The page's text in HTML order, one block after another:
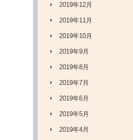
2019年12月
2019年11月
2019年10月
2019年9月
2019年8月
2019年7月
2019年6月
2019年5月
2019年4月